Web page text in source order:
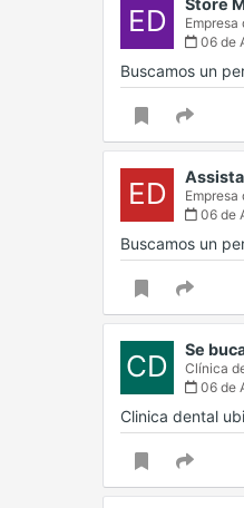
ED Store
Empresa
06 de
Buscamos un
ED
Empresa
06 de
Buscamos un
CD Se
Clínica
06 de
Clinica dental